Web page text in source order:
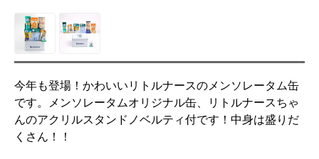
今年も登場！かわいいリトルナースのメンソレータム缶
です。メンソレータムオリジナル缶、リトルナースちゃ
んのアクリルスタンドノベルティ付です！中身は盛りだ
くさん！！